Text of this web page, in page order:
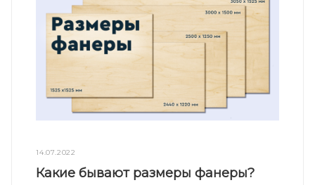
14.07.2022
Какие бывают размеры фанеры?